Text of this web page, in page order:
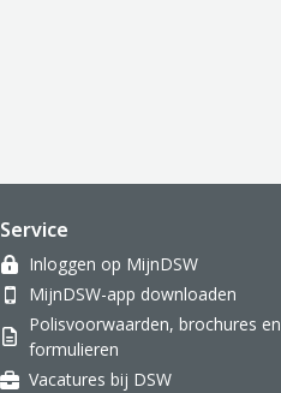
Service
Inloggen op MijnDSW
MijnDSW-app downloaden
Polisvoorwaarden, brochures en
formulieren
Vacatures bij DSW